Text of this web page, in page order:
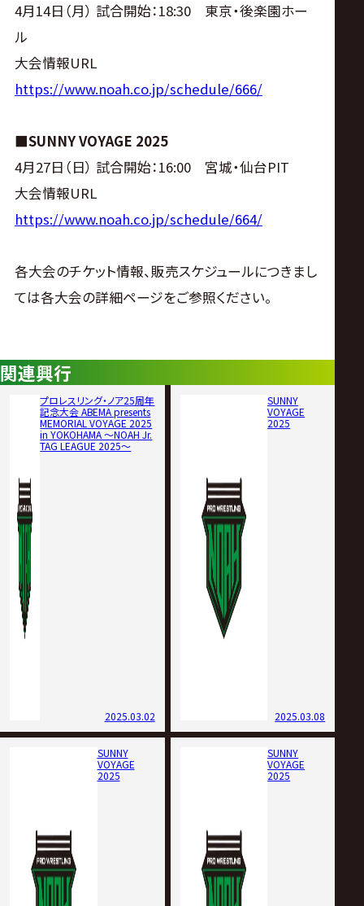
4月14日（月） 試合開始：18:30 東京・後楽園ホー
ル
大会情報URL
https://www.noah.co.jp/schedule/666/
■SUNNY VOYAGE 2025
4月27日（日） 試合開始：16:00 宮城・仙台PIT
大会情報URL
https://www.noah.co.jp/schedule/664/
各大会のチケット情報、販売スケジュールにつきまし
ては各大会の詳細ページをご参照ください。
関連興行
プロレスリング・ノア25周年
記念大会 ABEMA presents
MEMORIAL VOYAGE 2025
in YOKOHAMA ～NOAH Jr.
TAG LEAGUE 2025～
2025.03.02
SUNNY
VOYAGE
2025
2025.03.08
SUNNY
VOYAGE
2025
SUNNY
VOYAGE
2025